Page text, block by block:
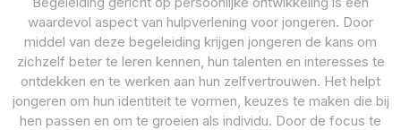
waardevol aspect van hulpverlening voor jongeren. Door
middel van deze begeleiding krijgen jongeren de kans om
zichzelf beter te leren kennen, hun talenten en interesses te
ontdekken en te werken aan hun zelfvertrouwen. Het helpt
jongeren om hun identiteit te vormen, keuzes te maken die bij
hen passen en om te groeien als individu. Door de focus te